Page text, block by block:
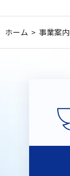
ホーム > 事業案内